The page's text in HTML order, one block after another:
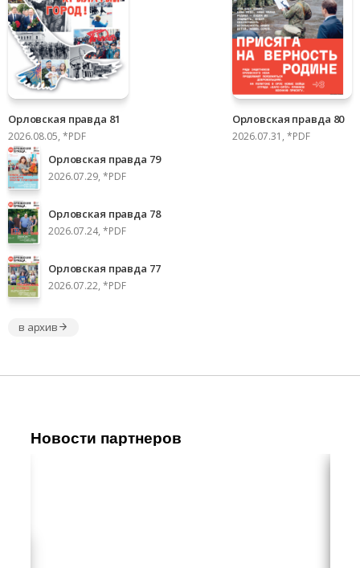
Орловская правда 81
2026.08.05, *PDF
Орловская правда 80
2026.07.31, *PDF
Орловская правда 79
2026.07.29, *PDF
Орловская правда 78
2026.07.24, *PDF
Орловская правда 77
2026.07.22, *PDF
в архив
Новости партнеров